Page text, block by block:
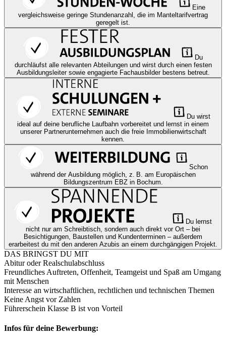
Eine
vergleichsweise geringe Stundenanzahl, die im Manteltarifvertrag
geregelt ist.
Du
durchläufst alle relevanten Abteilungen und wirst durch einen festen
Ausbildungsleiter sowie engagierte Fachausbilder bestens betreut.
Du wirst
ideal auf deine berufliche Laufbahn vorbereitet und lernst in einem
unserer Partnerunternehmen auch die freie Immobilienwirtschaft
kennen.
Schon
während der Ausbildung möglich, z. B. am Europäischen
Bildungszentrum EBZ in Bochum.
Du lernst
nicht nur am Schreibtisch, sondern auch direkt vor Ort – bei
Besichtigungen, Baustellen und Kundenterminen – außerdem
erarbeitest du mit den anderen Azubis an einem durchgängigen Projekt.
DAS BRINGST DU MIT
Abitur oder Realschulabschluss
Freundliches Auftreten, Offenheit, Teamgeist und Spaß am Umgang
mit Menschen
Interesse an wirtschaftlichen, rechtlichen und technischen Themen
Keine Angst vor Zahlen
Führerschein Klasse B ist von Vorteil
Infos für deine Bewerbung: